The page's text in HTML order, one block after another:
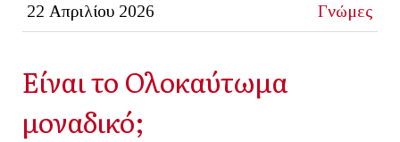
22 Απριλίου 2026 Γνώμες
Είναι το Ολοκαύτωμα
μοναδικό;